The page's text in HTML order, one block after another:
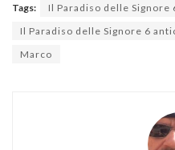
Tags:
Il Paradiso delle Signore
Il Paradiso delle Signore 6
Marco